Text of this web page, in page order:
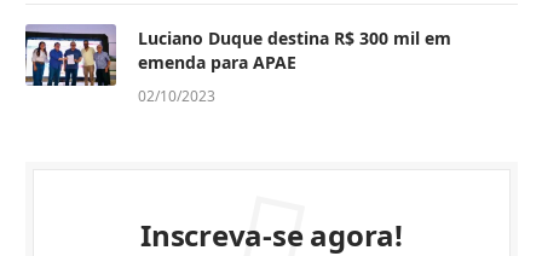
Luciano Duque destina R$ 300 mil em
emenda para APAE
02/10/2023
Inscreva-se agora!